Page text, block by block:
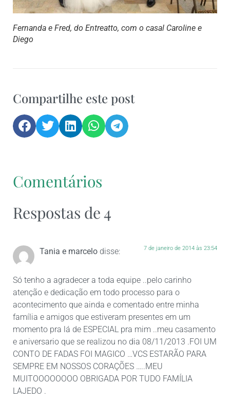
Fernanda e Fred, do Entreatto, com o casal Caroline e
Diego
Compartilhe este post
Comentários
Respostas de 4
Tania e marcelo disse: 7 de janeiro de 2014 às 23:54
Só tenho a agradecer a toda equipe ..pelo carinho
atenção e dedicação em todo processo para o
acontecimento que ainda e comentado entre minha
família e amigos que estiveram presentes em um
momento pra lá de ESPECIAL pra mim ..meu casamento
e aniversario que se realizou no dia 08/11/2013 .FOI UM
CONTO DE FADAS FOI MAGICO …VCS ESTARÃO PARA
SEMPRE EM NOSSOS CORAÇÕES …..MEU
MUITOOOOOOOO OBRIGADA POR TUDO FAMÍLIA
LAJEDO .